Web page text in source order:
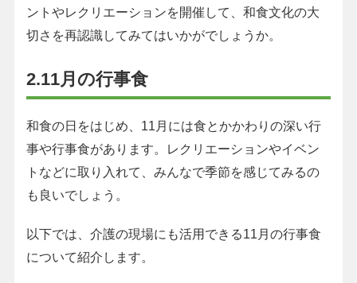
ントやレクリエーションを開催して、和食文化の大
切さを再認識してみてはいかがでしょうか。
2.11月の行事食
和食の日をはじめ、11月には食とかかわりの深い行
事や行事食があります。レクリエーションやイベン
トなどに取り入れて、みんなで季節を感じてみるの
も良いでしょう。
以下では、介護の現場にも活用できる11月の行事食
について紹介します。